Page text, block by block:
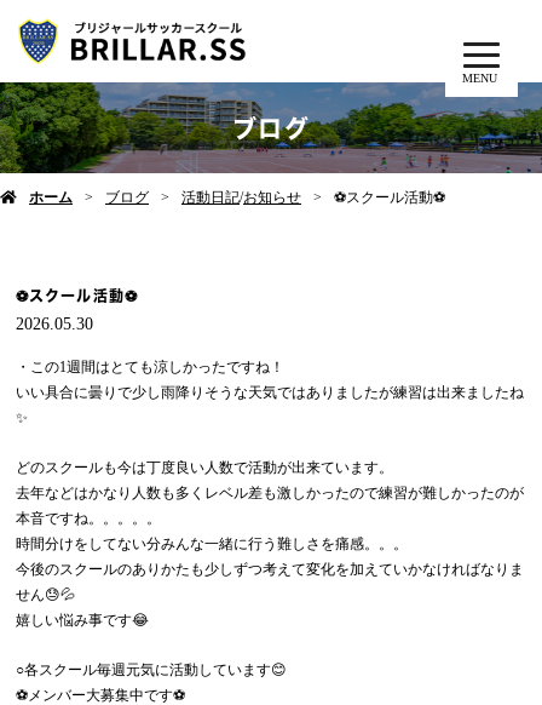
MENU
ブログ
ホーム ブログ 活動日記/お知らせ ⚽️スクール活動⚽️
⚽️スクール活動⚽️
2026.05.30
・この1週間はとても涼しかったですね！
いい具合に曇りで少し雨降りそうな天気ではありましたが練習は出来ましたね
✨
どのスクールも今は丁度良い人数で活動が出来ています。
去年などはかなり人数も多くレベル差も激しかったので練習が難しかったのが
本音ですね。。。。。
時間分けをしてない分みんな一緒に行う難しさを痛感。。。
今後のスクールのありかたも少しずつ考えて変化を加えていかなければなりま
せん😓💦
嬉しい悩み事です😂
○各スクール毎週元気に活動しています😊
⚽️メンバー大募集中です⚽️